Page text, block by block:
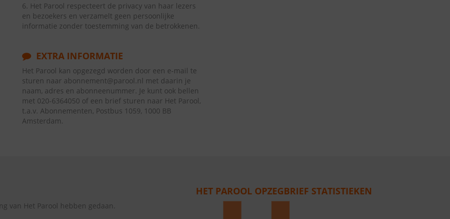
6. Het Parool respecteert de privacy van haar lezers
en bezoekers en verzamelt geen persoonlijke
informatie zonder toestemming van de betrokkenen.
EXTRA INFORMATIE
Het Parool kan opgezegd worden door een e-mail te
sturen naar abonnement@parool.nl met daarin je
naam, adres en abonneenummer. Je kunt ook bellen
met 020-6364050 of een brief sturen naar Het Parool,
t.a.v. Abonnementen, Postbus 1059, 1000 BB
Amsterdam.
van Het Parool hebben gedaan.
HET PAROOL OPZEGBRIEF STATISTIEKEN